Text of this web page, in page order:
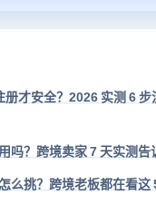
才安全？2026 实测 6 步
吗？跨境卖家 7 天实测告
么挑？跨境老板都在看这